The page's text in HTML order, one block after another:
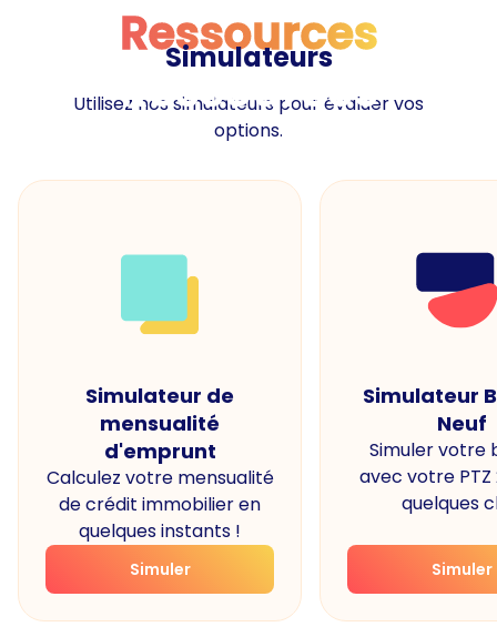
Ressources
Ressources
Simulateurs
Utilisez nos simulateurs pour évaluer vos
options.
Simulateur de
mensualité
d'emprunt
Calculez votre mensualité
de crédit immobilier en
quelques instants !
Simuler
Simulateur
Neuf
Simuler votre
avec votre PTZ
quelques
Simuler